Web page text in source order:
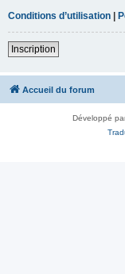
Conditions d’utilisation |
Inscription
Accueil du forum
Développé